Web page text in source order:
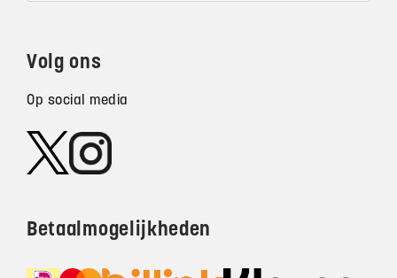
Volg ons
Op social media
Betaalmogelijkheden